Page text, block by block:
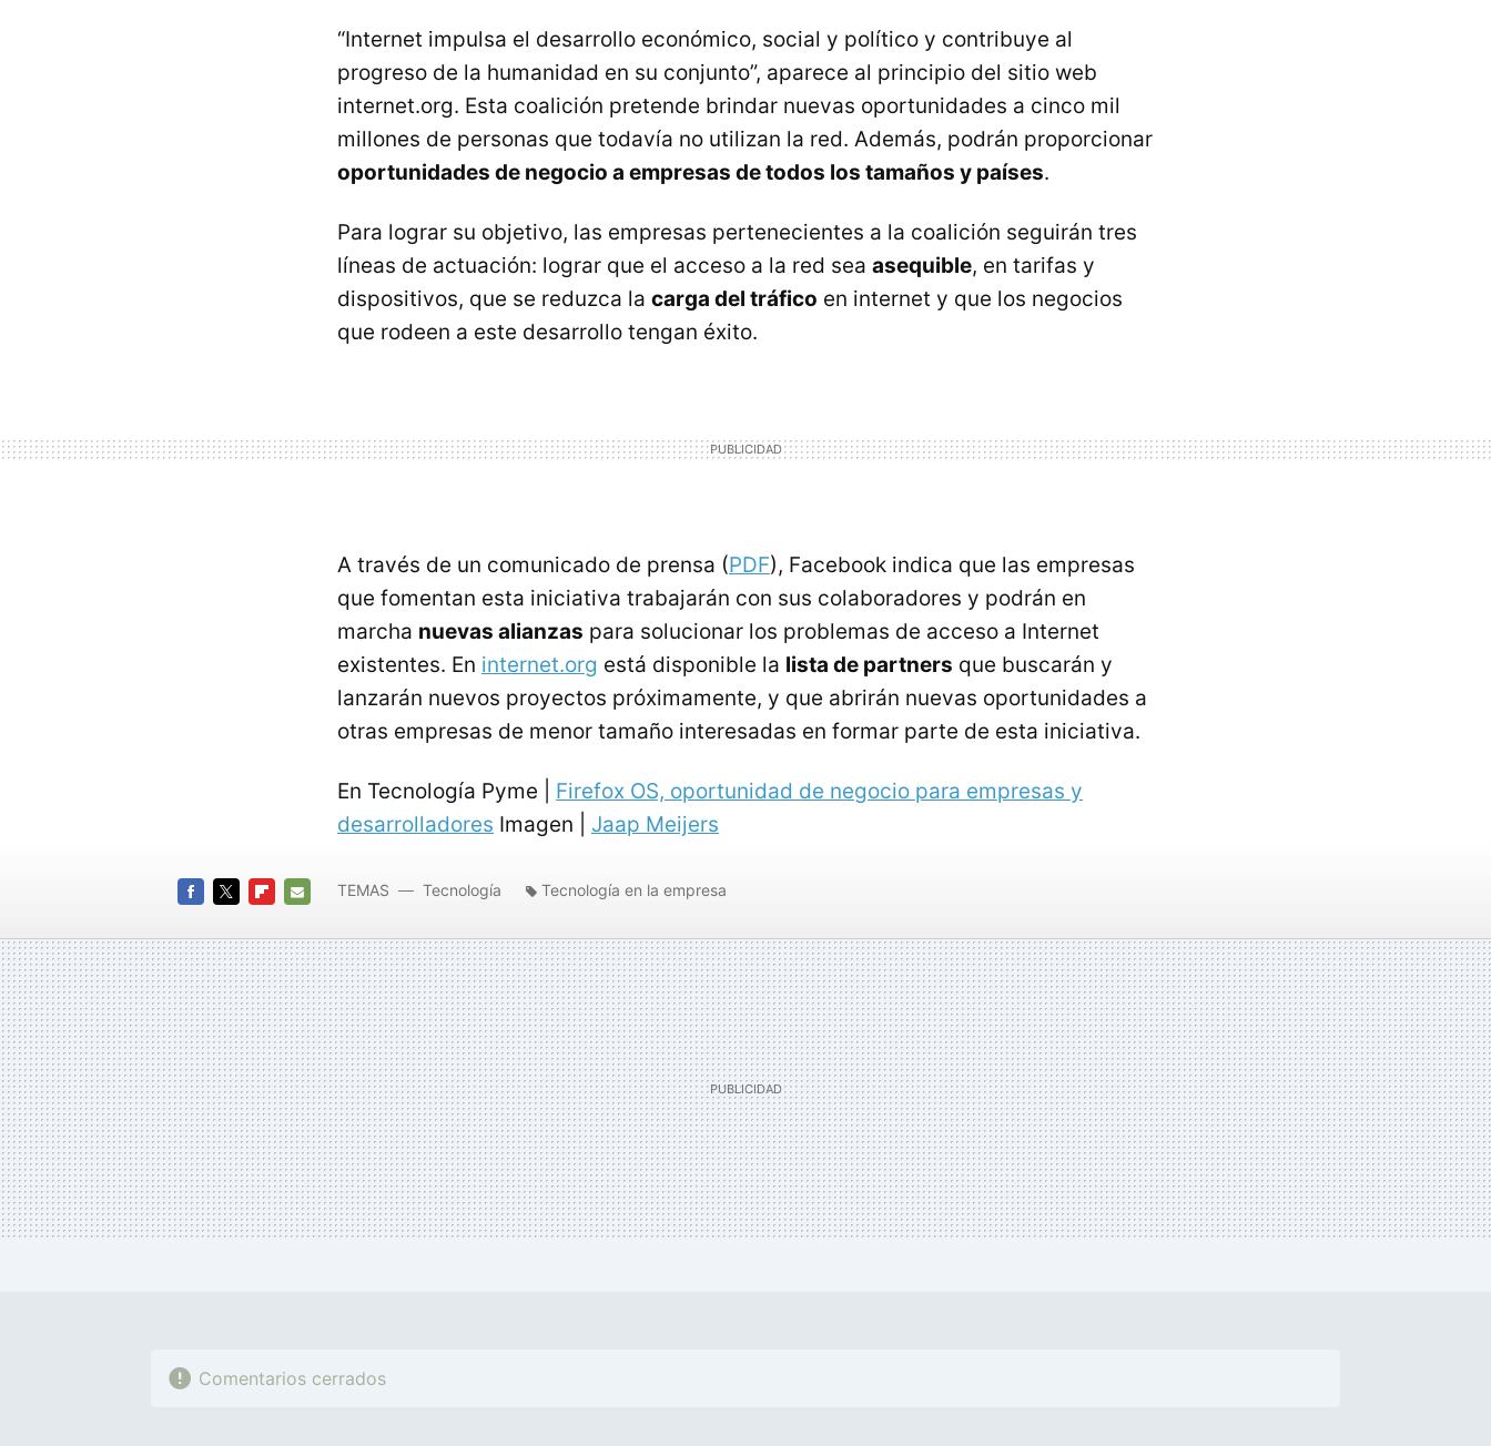
“Internet impulsa el desarrollo económico, social y político y contribuye al
progreso de la humanidad en su conjunto”, aparece al principio del sitio web
internet.org. Esta coalición pretende brindar nuevas oportunidades a cinco mil
millones de personas que todavía no utilizan la red. Además, podrán proporcionar
oportunidades de negocio a empresas de todos los tamaños y países.
Para lograr su objetivo, las empresas pertenecientes a la coalición seguirán tres
líneas de actuación: lograr que el acceso a la red sea asequible, en tarifas y
dispositivos, que se reduzca la carga del tráfico en internet y que los negocios
que rodeen a este desarrollo tengan éxito.
A través de un comunicado de prensa (PDF), Facebook indica que las empresas
que fomentan esta iniciativa trabajarán con sus colaboradores y podrán en
marcha nuevas alianzas para solucionar los problemas de acceso a Internet
existentes. En internet.org está disponible la lista de partners que buscarán y
lanzarán nuevos proyectos próximamente, y que abrirán nuevas oportunidades a
otras empresas de menor tamaño interesadas en formar parte de esta iniciativa.
En Tecnología Pyme | Firefox OS, oportunidad de negocio para empresas y
desarrolladores Imagen | Jaap Meijers
MAIL
TEMAS Tecnología Tecnología en la empresa
Comentarios cerrados